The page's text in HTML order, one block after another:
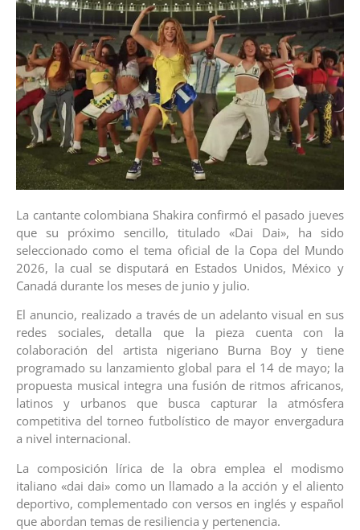
La cantante colombiana Shakira confirmó el pasado jueves
que su próximo sencillo, titulado «Dai Dai», ha sido
seleccionado como el tema oficial de la Copa del Mundo
2026, la cual se disputará en Estados Unidos, México y
Canadá durante los meses de junio y julio.
El anuncio, realizado a través de un adelanto visual en sus
redes sociales, detalla que la pieza cuenta con la
colaboración del artista nigeriano Burna Boy y tiene
programado su lanzamiento global para el 14 de mayo; la
propuesta musical integra una fusión de ritmos africanos,
latinos y urbanos que busca capturar la atmósfera
competitiva del torneo futbolístico de mayor envergadura
a nivel internacional.
La composición lírica de la obra emplea el modismo
italiano «dai dai» como un llamado a la acción y el aliento
deportivo, complementado con versos en inglés y español
que abordan temas de resiliencia y pertenencia.